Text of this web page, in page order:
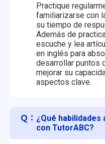
Practique
familiarizarse con
su tiempo de
Además de
escuche y lea
en inglés para
desarrollar puntos
mejorar su
aspectos clave.
Ｑ： ¿Qué
con TutorABC?